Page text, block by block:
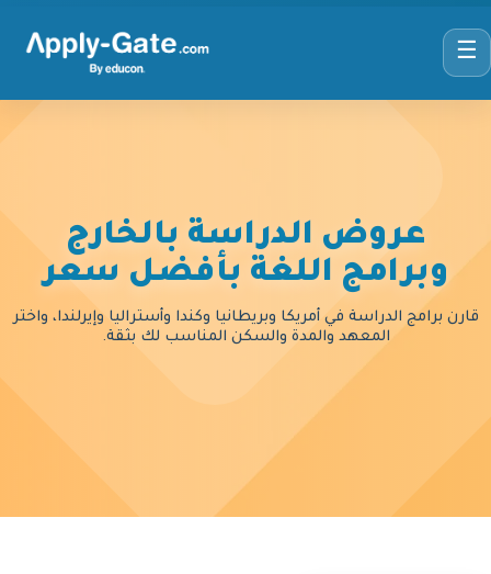
☰
عروض الدراسة بالخارج
وبرامج اللغة بأفضل سعر
قارن برامج الدراسة في أمريكا وبريطانيا وكندا وأستراليا وإيرلندا، واختر
المعهد والمدة والسكن المناسب لك بثقة.